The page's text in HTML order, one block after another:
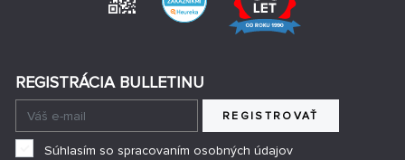
REGISTRÁCIA BULLETINU
REGISTROVAŤ
Súhlasím so spracovaním osobných údajov